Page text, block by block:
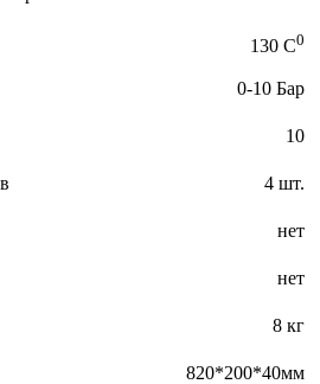
130 C0
0-10 Бар
10
4 шт.
нет
нет
8 кг
820*200*40мм